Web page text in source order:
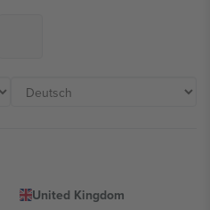
United Kingdom